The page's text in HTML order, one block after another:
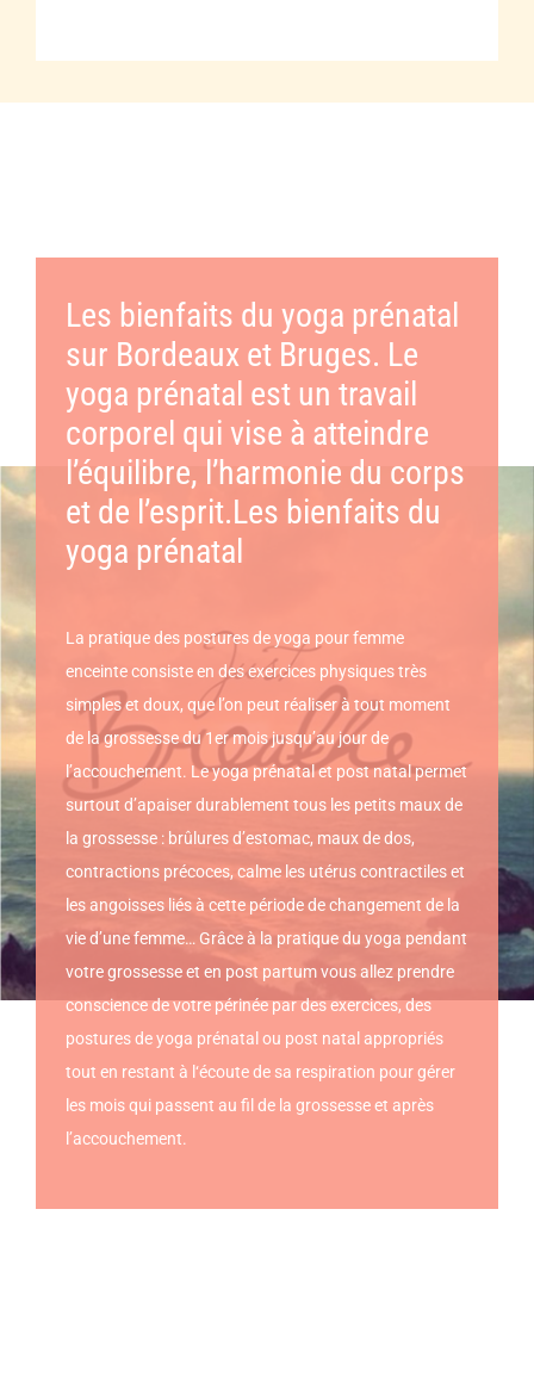
Les bienfaits du yoga prénatal
sur Bordeaux et Bruges. Le
yoga prénatal est un travail
corporel qui vise à atteindre
l’équilibre, l’harmonie du corps
et de l’esprit.Les bienfaits du
yoga prénatal
La pratique des postures de yoga pour femme
enceinte consiste en des exercices physiques très
simples et doux, que l’on peut réaliser à tout moment
de la grossesse du 1er mois jusqu’au jour de
l’accouchement. Le yoga prénatal et post natal permet
surtout d’apaiser durablement tous les petits maux de
la grossesse : brûlures d’estomac, maux de dos,
contractions précoces, calme les utérus contractiles et
les angoisses liés à cette période de changement de la
vie d’une femme… Grâce à la pratique du yoga pendant
votre grossesse et en post partum vous allez prendre
conscience de votre périnée par des exercices, des
postures de yoga prénatal ou post natal appropriés
tout en restant à l‘écoute de sa respiration pour gérer
les mois qui passent au fil de la grossesse et après
l’accouchement.